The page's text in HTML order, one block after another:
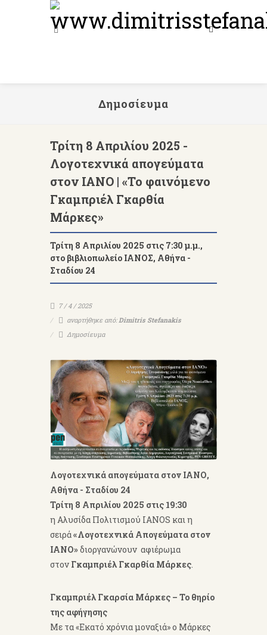
Δημοσίευμα
Τρίτη 8 Απριλίου 2025 -
Λογοτεχνικά απογεύματα
στον ΙΑΝΟ | «Το φαινόμενο
Γκαμπριέλ Γκαρθία
Μάρκες»
Τρίτη 8 Απριλίου 2025 στις 7:30 μ.μ.,
στο βιβλιοπωλείο ΙΑΝΟΣ, Αθήνα -
Σταδίου 24
7 / 4 / 2025
αναρτήθηκε από:Dimitris Stefanakis
Δημοσίευμα
Λογοτεχνικά απογεύματα στον ΙΑΝΟ,
Αθήνα - Σταδίου 24
Τρίτη 8 Απριλίου 2025 στις 19:30
η Αλυσίδα Πολιτισμού IANOS και η
σειρά«Λογοτεχνικά Απογεύματα στον
ΙΑΝΟ»διοργανώνουν αφιέρωμα
στον Γκαμπριέλ Γκαρθία Μάρκες
Γκαμπριέλ Γκαρσία Μάρκες – Το θηρίο
της αφήγησης
Με τα «Εκατό χρόνια μοναξιά» ο Μάρκες